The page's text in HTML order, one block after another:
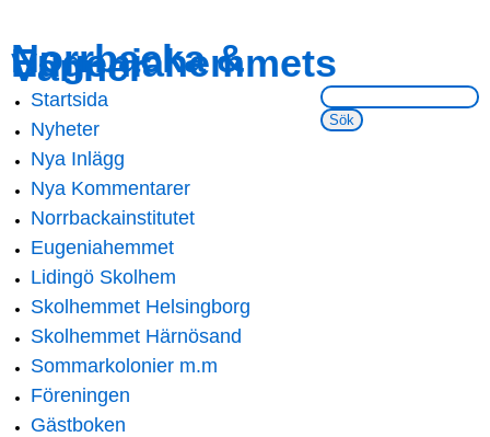
main
content
navigation
Norrbacka &
Eugeniahemmets
Vänner
Sök på webbsidan:
Main menu
Startsida
Nyheter
Nya Inlägg
Nya Kommentarer
Norrbackainstitutet
Eugeniahemmet
Lidingö Skolhem
Skolhemmet Helsingborg
Skolhemmet Härnösand
Sommarkolonier m.m
Föreningen
Gästboken